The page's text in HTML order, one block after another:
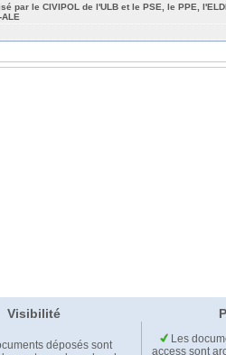
par le CIVIPOL de l'ULB et le PSE, le PPE,
Visibilité
déposés sont
Les
access sont